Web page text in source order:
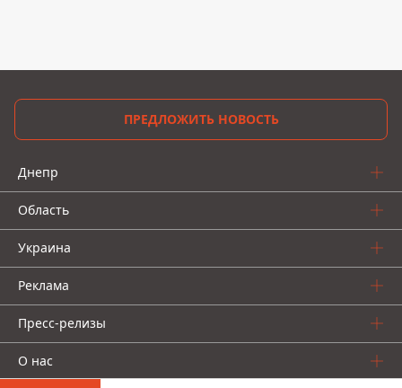
ПРЕДЛОЖИТЬ НОВОСТЬ
Днепр
Область
Украина
Реклама
Пресс-релизы
О нас